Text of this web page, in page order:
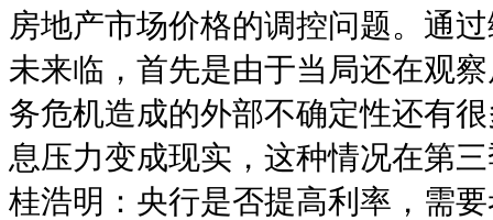
房地产市场价格的调控问题。通
未来临，首先是由于当局还在观
务危机造成的外部不确定性还有
息压力变成现实，这种情况在第
桂浩明：央行是否提高利率，需